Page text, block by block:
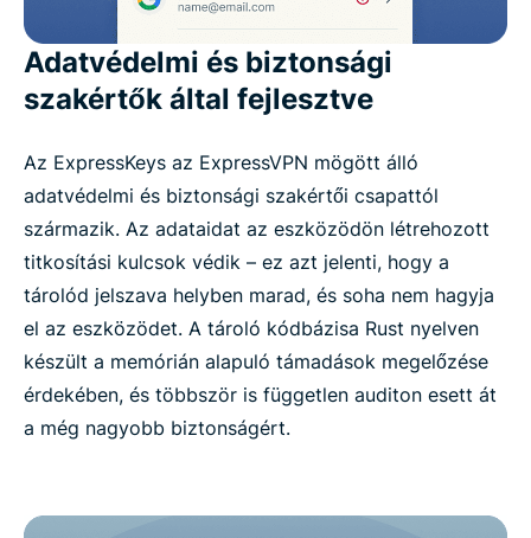
Adatvédelmi és biztonsági
szakértők által fejlesztve
Az ExpressKeys az ExpressVPN mögött álló
adatvédelmi és biztonsági szakértői csapattól
származik. Az adataidat az eszközödön létrehozott
titkosítási kulcsok védik – ez azt jelenti, hogy a
tárolód jelszava helyben marad, és soha nem hagyja
el az eszközödet. A tároló kódbázisa Rust nyelven
készült a memórián alapuló támadások megelőzése
érdekében, és többször is független auditon esett át
a még nagyobb biztonságért.